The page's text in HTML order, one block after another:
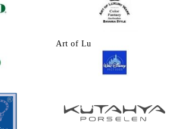
Art of Luxury Ware